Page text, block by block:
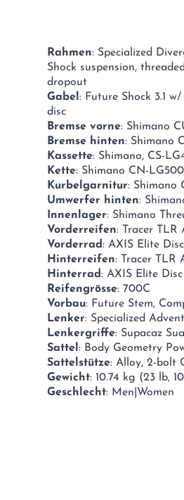
Rahmen: Specialized
Shock suspension,
dropout
Gabel: Future Shock 3.1
disc
Bremse vorne: Shimano
Bremse hinten: Shimano
Kassette: Shimano, CS-
Kette: Shimano CN-LG500
Kurbelgarnitur: Shimano
Umwerfer hinten:
Innenlager: Shimano
Vorderreifen: Tracer TLR
Vorderrad: AXIS Elite Disc
Hinterreifen: Tracer TLR
Hinterrad: AXIS Elite Disc
Reifengrösse: 700C
Vorbau: Future Stem,
Lenker: Specialized
Lenkergriffe: Supacaz
Sattel: Body Geometry
Sattelstütze: Alloy, 2-bolt
Gewicht: 10.74 kg (23 lb,
Geschlecht: Men|Women